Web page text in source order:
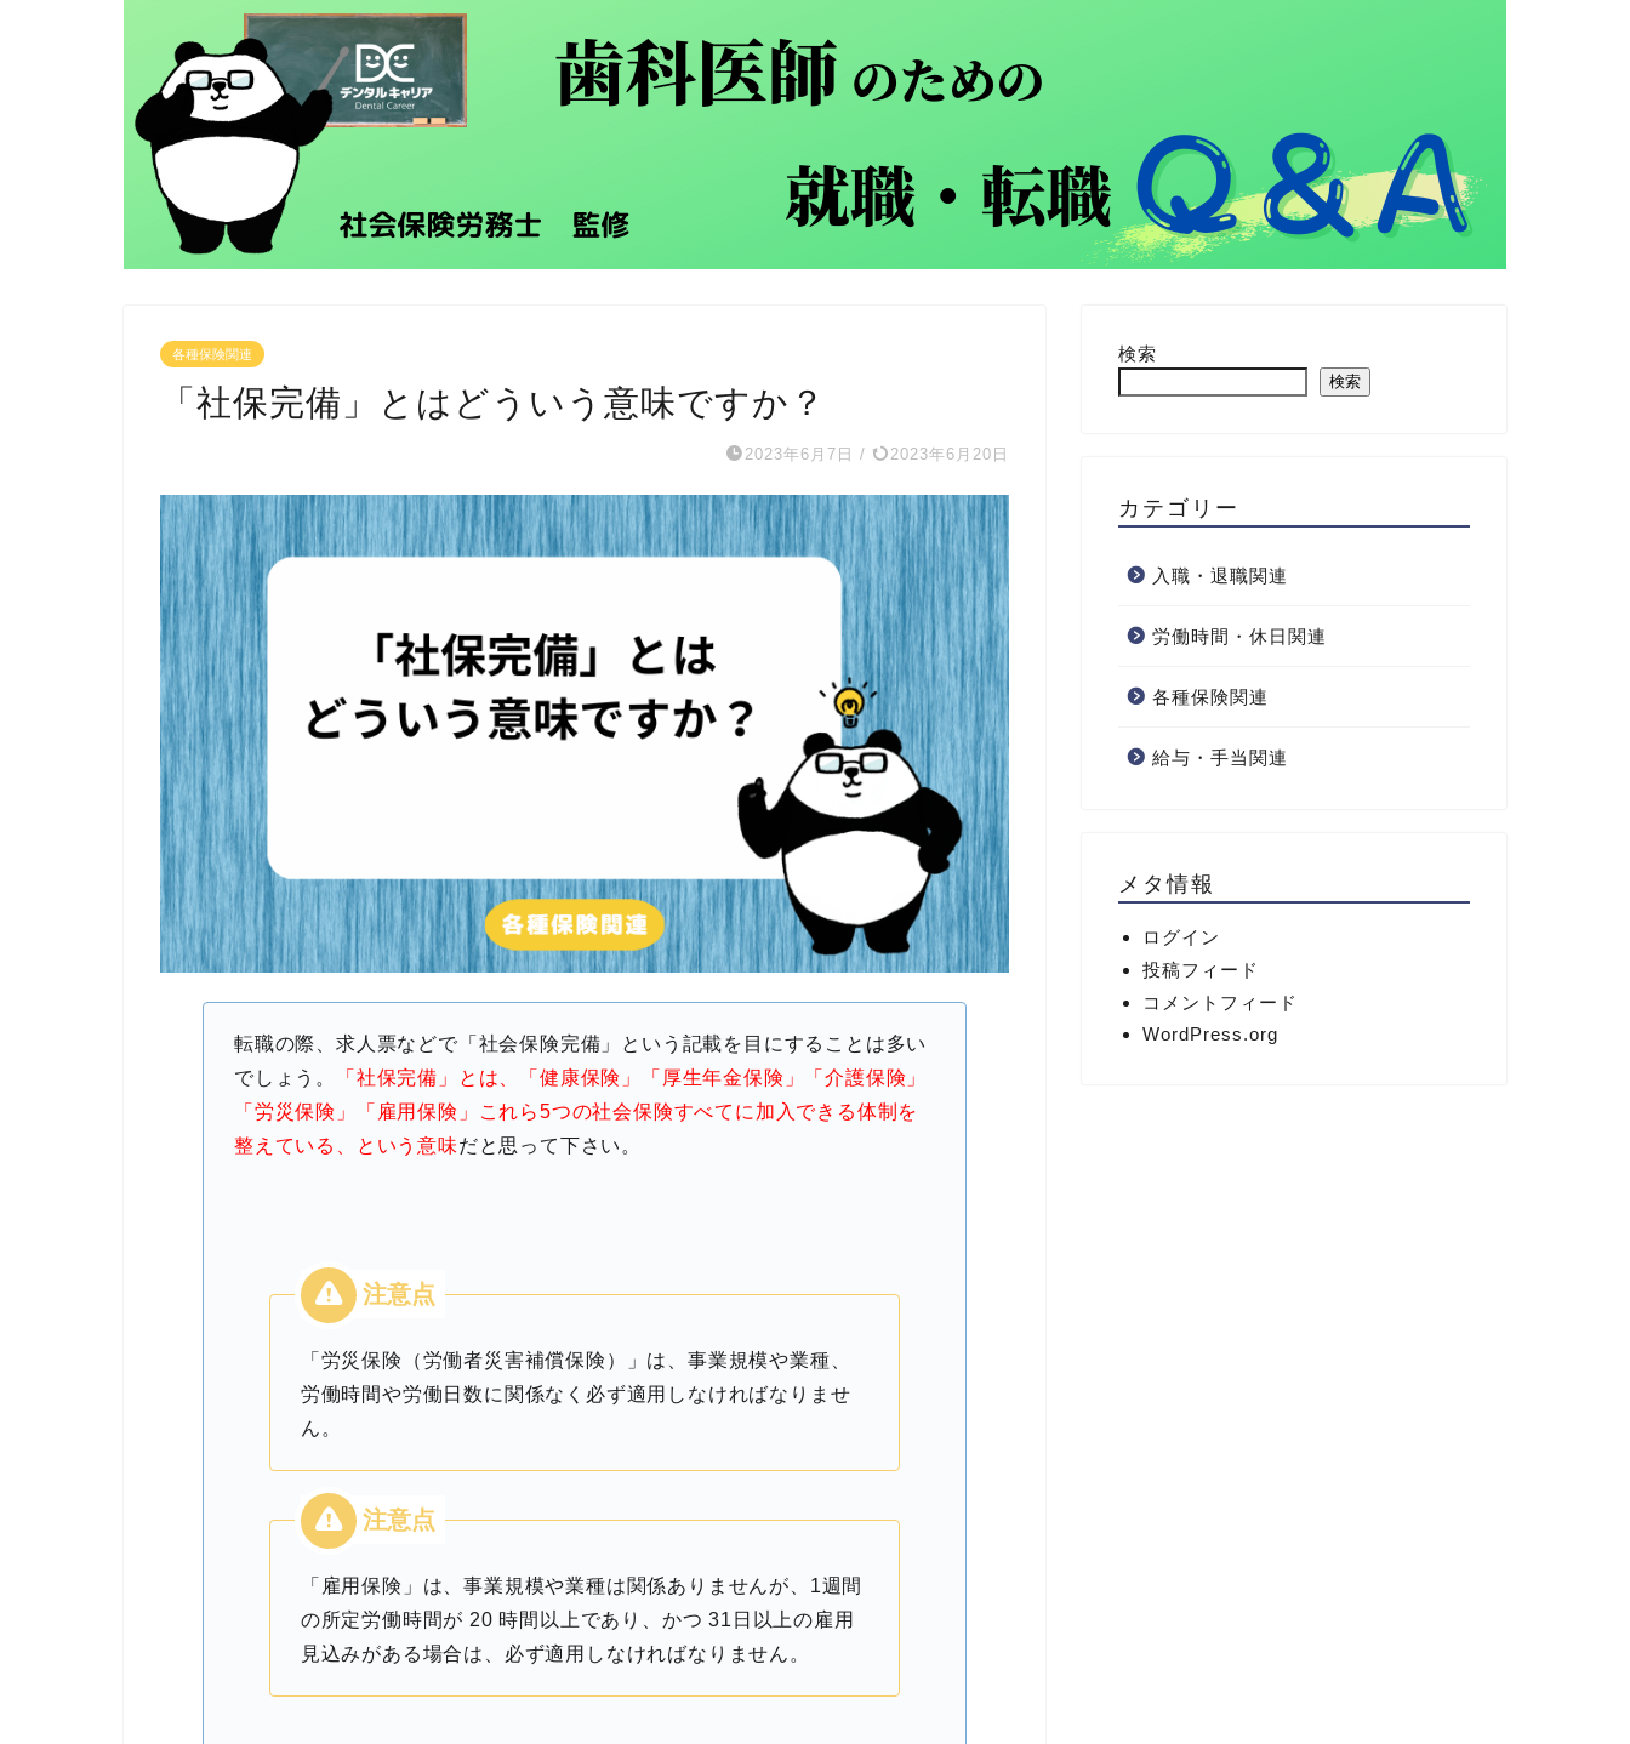
各種保険関連
「社保完備」とはどういう意味ですか？
2023年6月7日 / 2023年6月20日
転職の際、求人票などで「社会保険完備」という記載を目にすることは多い
でしょう。
「社保完備」とは、「健康保険」「厚生年金保険」「介護保険」
「労災保険」「雇用保険」これら5つの社会保険すべてに加入できる体制を
整えている、という意味だと思って下さい。
「労災保険（労働者災害補償保険）」は、事業規模や業種、
労働時間や労働日数に関係なく必ず適用しなければなりませ
ん。
「雇用保険」は、事業規模や業種は関係ありませんが、1週間
の所定労働時間が 20 時間以上であり、かつ 31日以上の雇用
見込みがある場合は、必ず適用しなければなりません。
検索
検索
カテゴリー
入職・退職関連
労働時間・休日関連
各種保険関連
給与・手当関連
メタ情報
ログイン
投稿フィード
コメントフィード
WordPress.org